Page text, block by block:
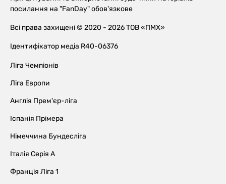
посилання на "FanDay" обов'язкове
Всі права захищені © 2020 - 2026 ТОВ «ПМХ»
Ідентифікатор медіа R40-06376
Ліга Чемпіонів
Ліга Европи
Англія Прем'єр-ліга
Іспанія Прімера
Німеччина Бундесліга
Італія Серія А
Франція Ліга 1